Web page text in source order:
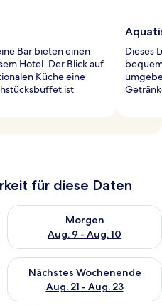
Bar bieten einen
Hotel. Der Blick auf
Küche eine
ist
Dieses
für diese Daten
heute Nacht, Aug. 8 - Aug. 9.
Morgen
Aug. 9 - Aug. 10
Überprüfe die Verfügbarkeit
Wochenende, Aug. 14
Nächstes Wochenende
Aug. 21 - Aug. 23
Überprüfe die Verfügbarkeit